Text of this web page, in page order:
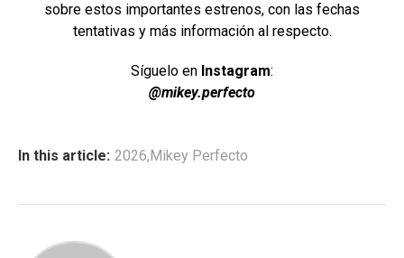
sobre estos importantes estrenos, con las fechas
tentativas y más información al respecto.
Síguelo en Instagram:
@mikey.perfecto
In this article: 2026,Mikey Perfecto